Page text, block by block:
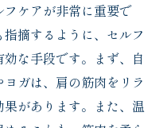
ケアが非常に重要で
摘するように、セルフ
な手段です。まず、自
ガは、肩の筋肉をリラ
があります。また、温